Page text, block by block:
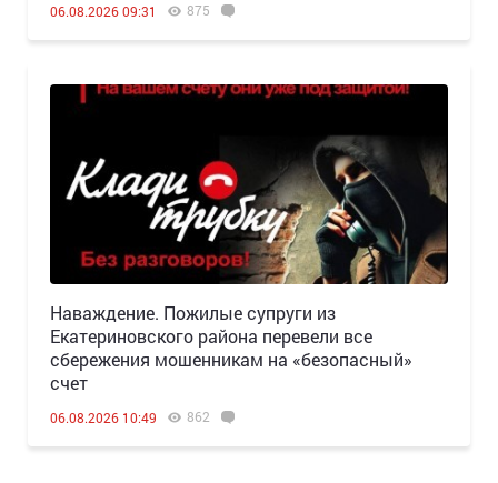
06.08.2026 09:31 875
Наваждение. Пожилые супруги из
Екатериновского района перевели все
сбережения мошенникам на «безопасный»
счет
06.08.2026 10:49 862